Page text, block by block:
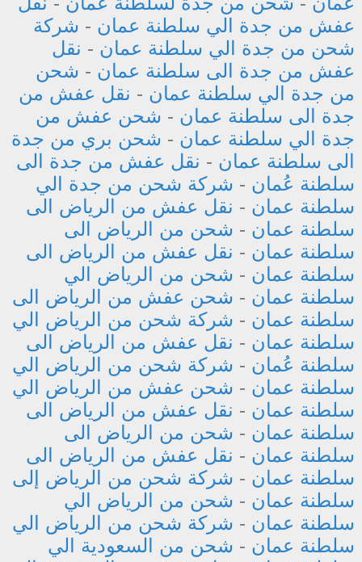
عفش من جدة الي سلطنة عمان - شركة
شحن من جدة الي سلطنة عمان - نقل
عفش من جدة الى سلطنة عمان - شحن
من جدة الي سلطنة عمان - نقل عفش من
جدة الى سلطنة عمان - شحن عفش من
جدة الي سلطنة عمان - شحن بري من جدة
الى سلطنة عمان - نقل عفش من جدة الى
سلطنة عُمان - شركة شحن من جدة الي
سلطنة عمان - نقل عفش من الرياض الى
سلطنة عمان - شحن من الرياض الى
سلطنة عمان - نقل عفش من الرياض الى
سلطنة عمان - شحن من الرياض الي
سلطنة عمان - شحن عفش من الرياض الى
سلطنة عمان - شركة شحن من الرياض الي
سلطنة عمان - نقل عفش من الرياض الى
سلطنة عُمان - شركة شحن من الرياض الي
سلطنة عمان - شحن عفش من الرياض الي
سلطنة عمان - نقل عفش من الرياض الى
سلطنة عمان - شحن من الرياض الى
سلطنة عمان - نقل عفش من الرياض الى
سلطنة عمان - شركة شحن من الرياض إلى
سلطنة عمان - شحن من الرياض الي
سلطنة عمان - شركة شحن من الرياض الي
سلطنة عمان - شحن من السعودية الي